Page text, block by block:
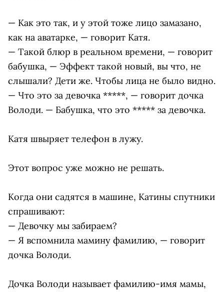
— Как это так, и у этой тоже лицо замазано,
как на аватарке, — говорит Катя.
— Такой блюр в реальном времени, — говорит
бабушка, — Эффект такой новый, вы что, не
слышали? Дети же. Чтобы лица не было видно.
— Что это за девочка *****, — говорит дочка
Володи. — Бабушка, что это ***** за девочка.
Катя швыряет телефон в лужу.
Этот вопрос уже можно не решать.
Когда они садятся в машине, Катины спутники
спрашивают:
— Девочку мы забираем?
— Я вспомнила мамину фамилию, — говорит
дочка Володи.
Дочка Володи называет фамилию-имя мамы,